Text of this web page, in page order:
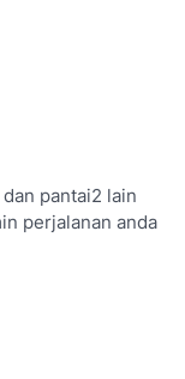
pantai2 lain
perjalanan anda